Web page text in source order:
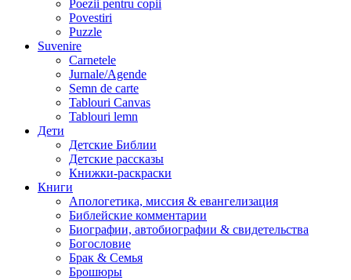
Poezii pentru copii
Povestiri
Puzzle
Suvenire
Carnetele
Jurnale/Agende
Semn de carte
Tablouri Canvas
Tablouri lemn
Дети
Детские Библии
Детские рассказы
Книжки-раскраски
Книги
Апологетика, миссия & евангелизация
Библейские комментарии
Биографии, автобиографии & свидетельства
Богословие
Брак & Семья
Брошюры